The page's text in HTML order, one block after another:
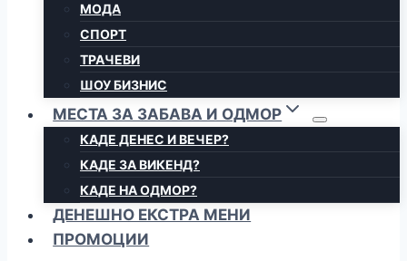
МОДА
СПОРТ
ТРАЧЕВИ
ШОУ БИЗНИС
МЕСТА ЗА ЗАБАВА И ОДМОР
КАДЕ ДЕНЕС И ВЕЧЕР?
КАДЕ ЗА ВИКЕНД?
КАДЕ НА ОДМОР?
ДЕНЕШНО ЕКСТРА МЕНИ
ПРОМОЦИИ